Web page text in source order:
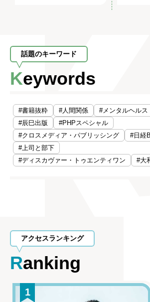
話題のキーワード
Keywords
#書籍抜粋 #人間関係
#メンタルヘルス
#辰巳出版
#PHPスペシャル
#クロスメディア・パブリッシング
#日経
#上司と部下
#ディスカヴァー・トゥエンティワン
#大
アクセスランキング
Ranking
1